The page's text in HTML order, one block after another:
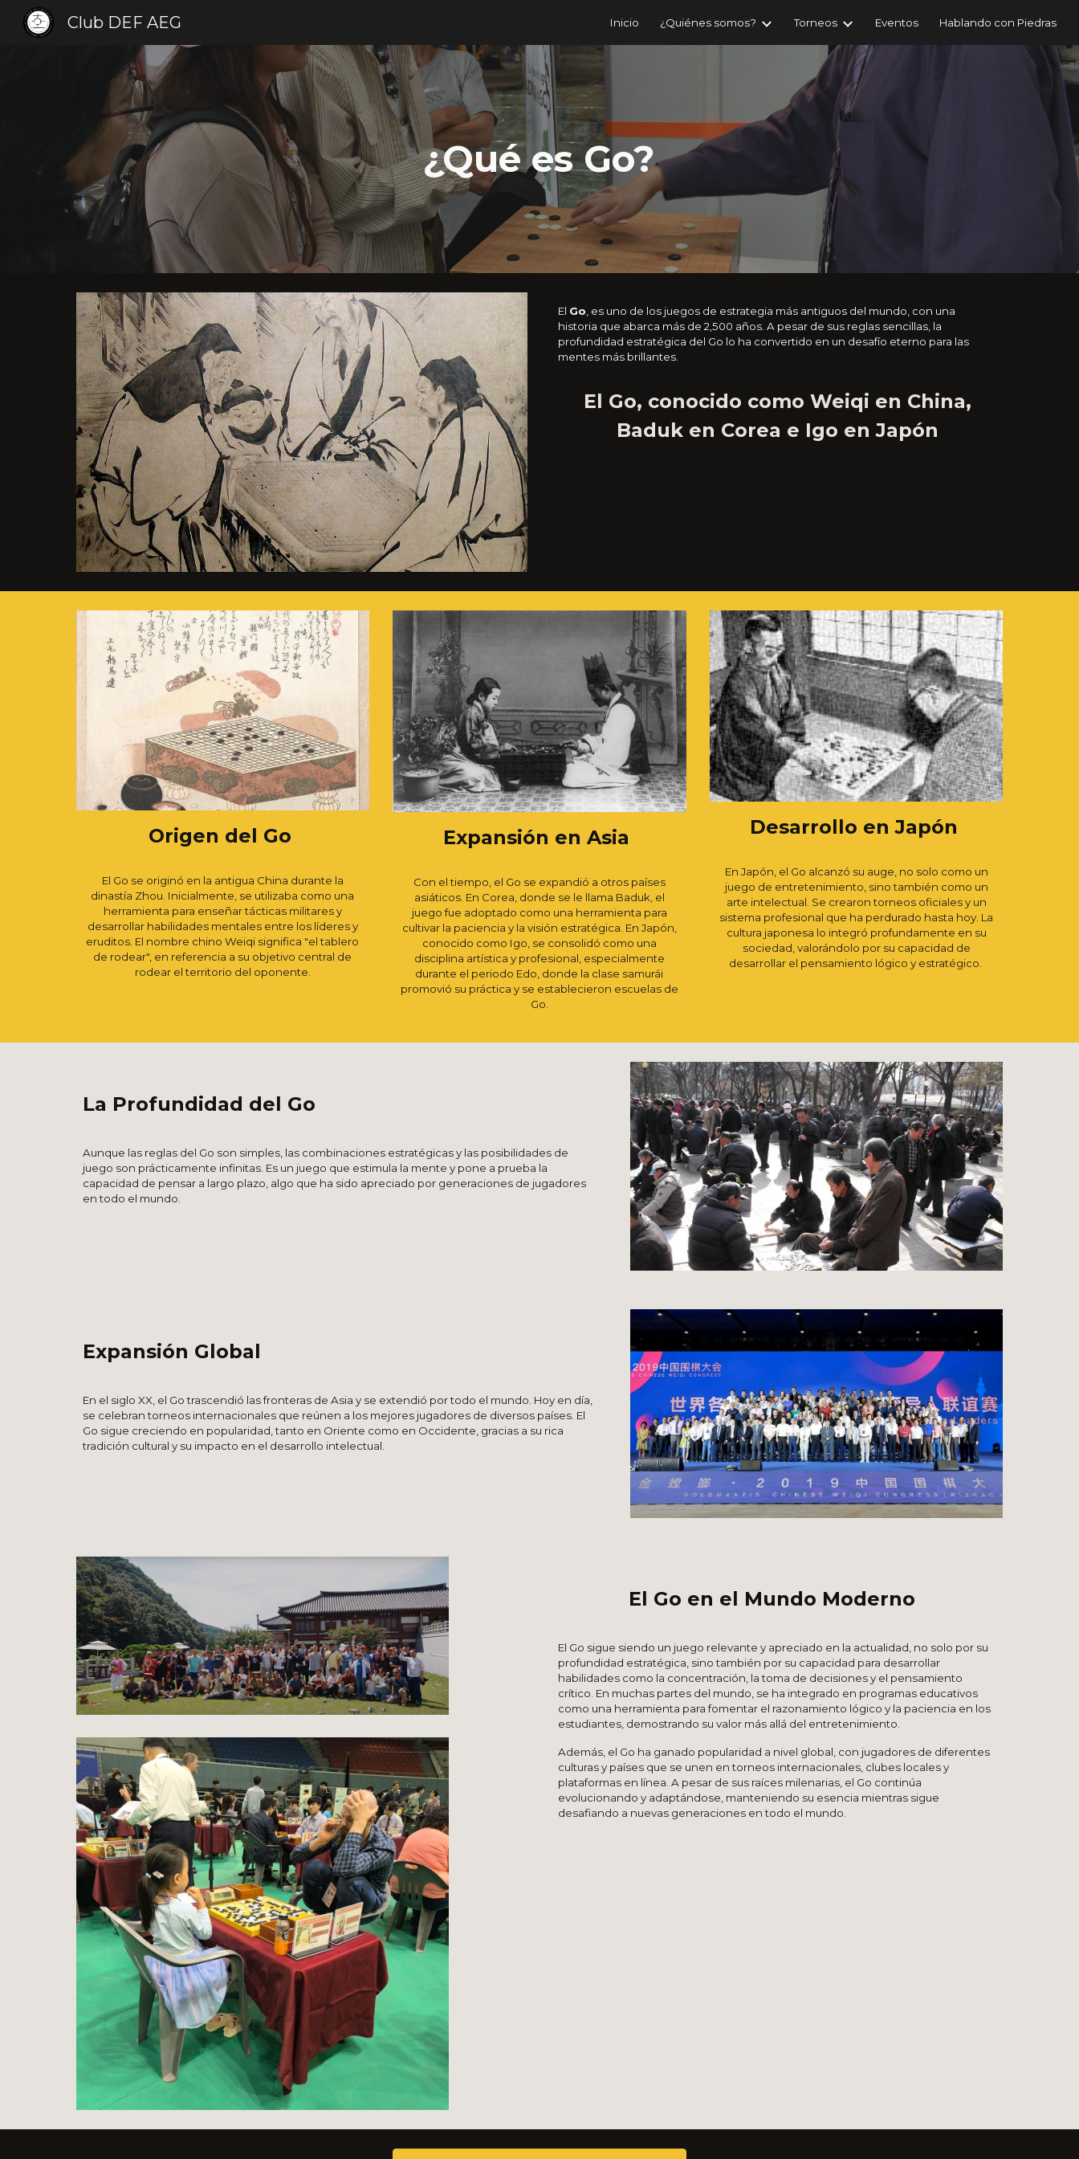
Skip to navigation
Club DEF AEG Inicio ¿Quiénes somos? Torneos Eventos Hablando con Piedras
¿Qué es Go?
El Go , es uno de los juegos de estrategia más antiguos del mundo, con una
historia que abarca más de 2,500 años. A pesar de sus reglas sencillas, la
profundidad estratégica del Go lo ha convertido en un desafío eterno para las
mentes más brillantes.
El Go, conocido como Weiqi en China,
Baduk en Corea e Igo en Japón
Origen del Go
El Go se originó en la antigua China durante la
dinastía Zhou. Inicialmente, se utilizaba como una
herramienta para enseñar tácticas militares y
desarrollar habilidades mentales entre los líderes y
eruditos. El nombre chino Weiqi significa "el tablero
de rodear", en referencia a su objetivo central de
rodear el territorio del oponente.
Expansión en Asia
Con el tiempo, el Go se expandió a otros países
asiáticos. En Corea, donde se le llama Baduk, el
juego fue adoptado como una herramienta para
cultivar la paciencia y la visión estratégica. En Japón,
conocido como Igo, se consolidó como una
disciplina artística y profesional, especialmente
durante el periodo Edo, donde la clase samurái
promovió su práctica y se establecieron escuelas de
Go.
Desarrollo en Japón
En Japón, el Go alcanzó su auge, no solo como un
juego de entretenimiento, sino también como un
arte intelectual. Se crearon torneos oficiales y un
sistema profesional que ha perdurado hasta hoy. La
cultura japonesa lo integró profundamente en su
sociedad, valorándolo por su capacidad de
desarrollar el pensamiento lógico y estratégico.
La Profundidad del Go
Aunque las reglas del Go son simples, las combinaciones estratégicas y las posibilidades de
juego son prácticamente infinitas. Es un juego que estimula la mente y pone a prueba la
capacidad de pensar a largo plazo, algo que ha sido apreciado por generaciones de jugadores
en todo el mundo.
Expansión Global
En el siglo XX, el Go trascendió las fronteras de Asia y se extendió por todo el mundo. Hoy en día,
se celebran torneos internacionales que reúnen a los mejores jugadores de diversos países. El
Go sigue creciendo en popularidad, tanto en Oriente como en Occidente, gracias a su rica
tradición cultural y su impacto en el desarrollo intelectual.
El Go en el Mundo Moderno
El Go sigue siendo un juego relevante y apreciado en la actualidad, no solo por su
profundidad estratégica, sino también por su capacidad para desarrollar
habilidades como la concentración, la toma de decisiones y el pensamiento
crítico. En muchas partes del mundo, se ha integrado en programas educativos
como una herramienta para fomentar el razonamiento lógico y la paciencia en los
estudiantes, demostrando su valor más allá del entretenimiento.
Además, el Go ha ganado popularidad a nivel global, con jugadores de diferentes
culturas y países que se unen en torneos internacionales, clubes locales y
plataformas en línea. A pesar de sus raíces milenarias, el Go continúa
evolucionando y adaptándose, manteniendo su esencia mientras sigue
desafiando a nuevas generaciones en todo el mundo.